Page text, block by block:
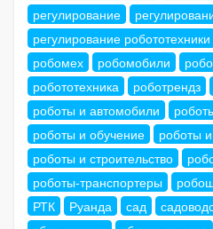
регулирование
регулирование робототехники
робомех
робомобили
робототехника
роботрендз
роботы и автомобили
роботы и обучение
роботы
роботы и строительство
роботы-транспортеры
РТК
Руанда сад